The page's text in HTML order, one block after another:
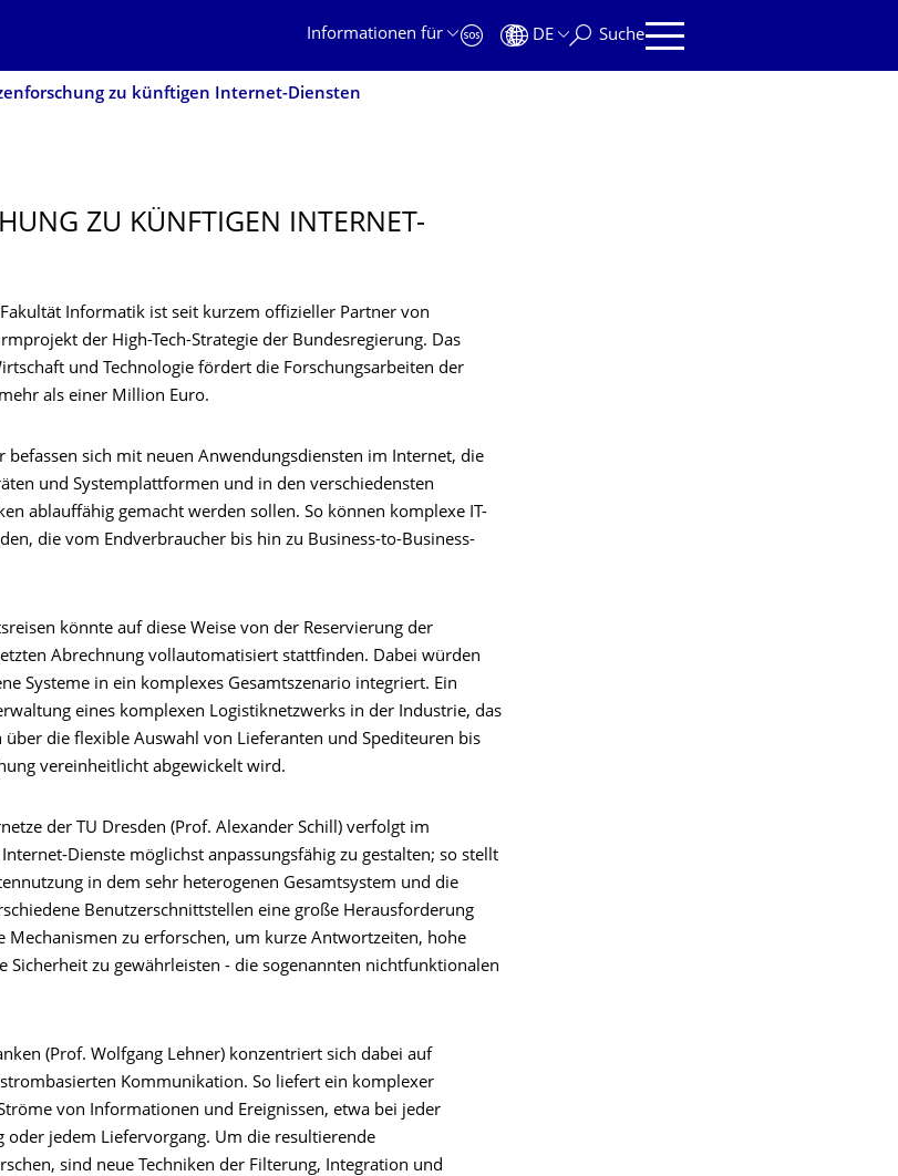
Informationen für
DE Suche
zu künftigen Internet-Diensten
ZU KÜNFTIGEN INTERNET-
Informatik ist seit kurzem offizieller Partner von
der High-Tech-Strategie der Bundesregierung. Das
und Technologie fördert die Forschungsarbeiten der
als einer Million Euro.
befassen sich mit neuen Anwendungsdiensten im Internet, die
und Systemplattformen und in den verschiedensten
ablauffähig gemacht werden sollen. So können komplexe IT-
die vom Endverbraucher bis hin zu Business-to-Business-
könnte auf diese Weise von der Reservierung der
Abrechnung vollautomatisiert stattfinden. Dabei würden
Systeme in ein komplexes Gesamtszenario integriert. Ein
eines komplexen Logistiknetzwerks in der Industrie, das
die flexible Auswahl von Lieferanten und Spediteuren bis
vereinheitlicht abgewickelt wird.
der TU Dresden (Prof. Alexander Schill) verfolgt im
Internet-Dienste möglichst anpassungsfähig zu gestalten; so stellt
in dem sehr heterogenen Gesamtsystem und die
Benutzerschnittstellen eine große Herausforderung
Mechanismen zu erforschen, um kurze Antwortzeiten, hohe
Sicherheit zu gewährleisten - die sogenannten nichtfunktionalen
(Prof. Wolfgang Lehner) konzentriert sich dabei auf
Kommunikation. So liefert ein komplexer
von Informationen und Ereignissen, etwa bei jeder
oder jedem Liefervorgang. Um die resultierende
sind neue Techniken der Filterung, Integration und